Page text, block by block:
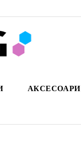
АКСЕСОАРИ